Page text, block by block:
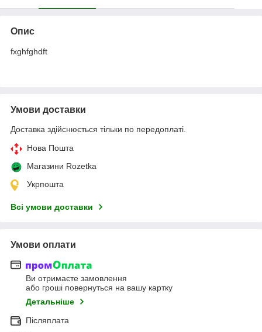
Опис
fxghfghdft
Умови доставки
Доставка здійснюється тільки по передоплаті.
Нова Пошта
Магазини Rozetka
Укрпошта
Всі умови доставки
Умови оплати
Ви отримаєте замовлення
або гроші повернуться на вашу картку
Детальніше
Післяплата